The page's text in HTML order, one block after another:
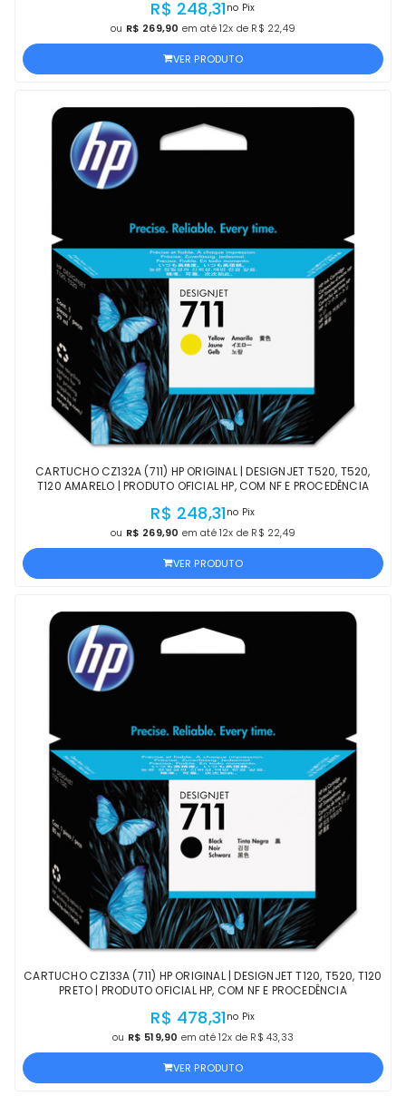
R$ 248,31no Pix
ou R$ 269,90 em até 12x de R$ 22,49
VER PRODUTO
CARTUCHO CZ132A (711) HP ORIGINAL | DESIGNJET T520, T520,
T120 AMARELO | PRODUTO OFICIAL HP, COM NF E PROCEDÊNCIA
R$ 248,31no Pix
ou R$ 269,90 em até 12x de R$ 22,49
VER PRODUTO
CARTUCHO CZ133A (711) HP ORIGINAL | DESIGNJET T120, T520, T120
PRETO | PRODUTO OFICIAL HP, COM NF E PROCEDÊNCIA
R$ 478,31no Pix
ou R$ 519,90 em até 12x de R$ 43,33
VER PRODUTO